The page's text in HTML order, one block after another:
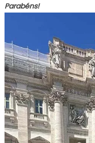
Parabéns!